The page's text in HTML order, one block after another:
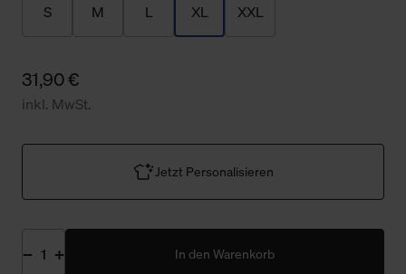
S M L XL XXL
31,90 €
inkl. MwSt.
Jetzt Personalisieren
In den Warenkorb